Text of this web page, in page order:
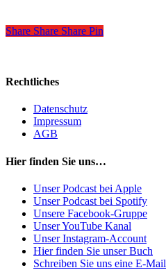
Share
Share Share Share Pin
Rechtliches
Datenschutz
Impressum
AGB
Hier finden Sie uns…
Unser Podcast bei Apple
Unser Podcast bei Spotify
Unsere Facebook-Gruppe
Unser YouTube Kanal
Unser Instagram-Account
Hier finden Sie unser Buch
Schreiben Sie uns eine E-Mail